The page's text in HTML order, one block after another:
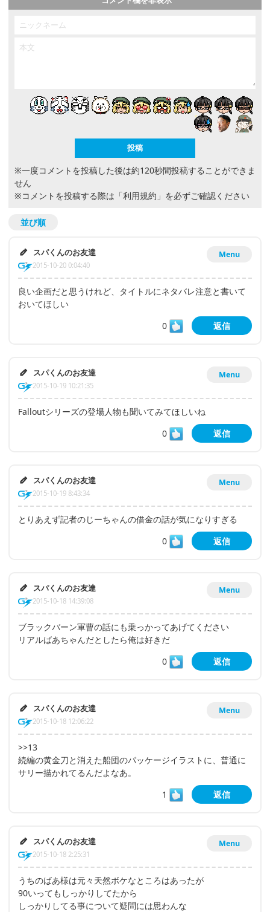
※一度コメントを投稿した後は約120秒間投稿することができま
せん
※コメントを投稿する際は 「利用規約」 を必ずご確認ください
並び順
Menu
スパくんのお友達
2015-10-20 0:04:40
良い企画だと思うけれど、タイトルにネタバレ注意と書いて
おいてほしい
0
返信
Menu
スパくんのお友達
2015-10-19 10:21:35
Falloutシリーズの登場人物も聞いてみてほしいね
0
返信
Menu
スパくんのお友達
2015-10-19 8:43:34
とりあえず記者のじーちゃんの借金の話が気になりすぎる
0
返信
Menu
スパくんのお友達
2015-10-18 14:39:08
ブラックバーン軍曹の話にも乗っかってあげてください
リアルばあちゃんだとしたら俺は好きだ
0
返信
Menu
スパくんのお友達
2015-10-18 12:06:22
>>13
続編の黄金刀と消えた船団のパッケージイラストに、普通に
サリー描かれてるんだよなあ。
1
返信
Menu
スパくんのお友達
2015-10-18 2:25:31
うちのばあ様は元々天然ボケなところはあったが
90いってもしっかりしてたから
しっかりしてる事について疑問には思わんな